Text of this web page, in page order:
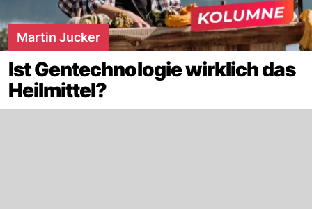
Martin Jucker
Ist Gentechnologie wirklich das
Heilmittel?